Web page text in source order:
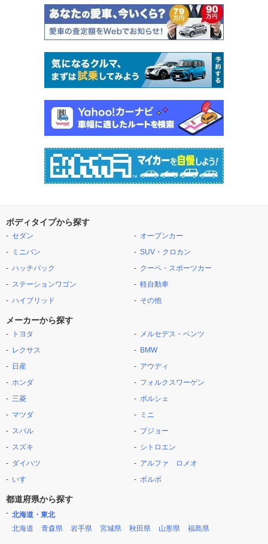
ボディタイプから探す
セダン
ミニバン
ハッチバック
ステーションワゴン
ハイブリッド
オープンカー
SUV・クロカン
クーペ・スポーツカー
軽自動車
その他
メーカーから探す
トヨタ
レクサス
日産
ホンダ
三菱
マツダ
スバル
スズキ
ダイハツ
いすゞ
メルセデス・ベンツ
BMW
アウディ
フォルクスワーゲン
ポルシェ
ミニ
プジョー
シトロエン
アルファ ロメオ
ボルボ
都道府県から探す
北海道・東北
北海道
青森県 岩手県 宮城県 秋田県 山形県 福島県